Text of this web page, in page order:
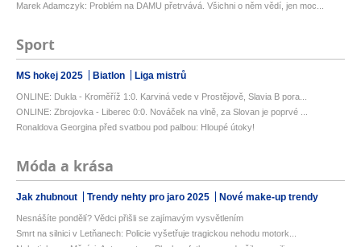
Marek Adamczyk: Problém na DAMU přetrvává. Všichni o něm vědí, jen moc...
Sport
MS hokej 2025 Biatlon Liga mistrů
ONLINE: Dukla - Kroměříž 1:0. Karviná vede v Prostějově, Slavia B pora...
ONLINE: Zbrojovka - Liberec 0:0. Nováček na vlně, za Slovan je poprvé ...
Ronaldova Georgina před svatbou pod palbou: Hloupé útoky!
Móda a krása
Jak zhubnout Trendy nehty pro jaro 2025 Nové make-up trendy
Nesnášíte pondělí? Vědci přišli se zajímavým vysvětlením
Smrt na silnici v Letňanech: Policie vyšetřuje tragickou nehodu motork...